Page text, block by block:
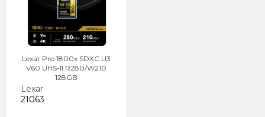
Lexar Pro 1800x SDXC U3
V60 UHS-II R280/W210
128GB
Lexar
21063